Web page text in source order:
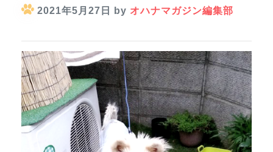
2021年5月27日 by オハナマガジン編集部